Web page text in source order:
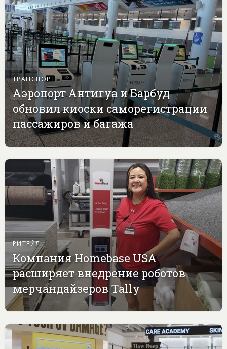
ТРАНСПОРТ
Аэропорт Антигуа и Барбуд
обновил киоски саморегистрации
пассажиров и багажа
РИТЕЙЛ
Компания Homebase USA
расширяет внедрение роботов
мерчандайзеров Tally